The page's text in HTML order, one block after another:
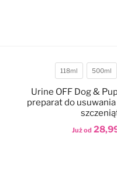
do ulubionych
Pojemność
118ml 500ml
Już od
Urine OFF Dog &
preparat do